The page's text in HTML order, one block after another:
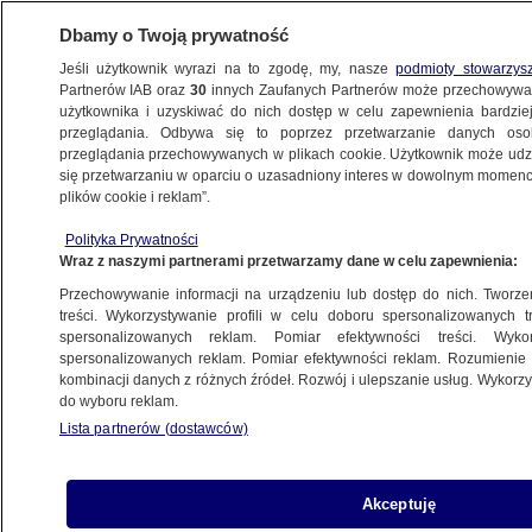
BIZNES
NAJNOWSZE
na pandemii i na wojnie. Dzięki
zamówieniom od PiS
3.06.2024, 09:54
Udostępnij
Dbamy o Twoją prywatność
Jeśli użytkownik wyrazi na to zgodę, my, naszepodmioty
Partnerów IAB oraz30 innych Zaufanych Partnerów może
użytkownika i uzyskiwać do nich dostęp w celu zapewnienia
przeglądania. Odbywa się to poprzez przetwarzanie danych
przeglądania przechowywanych w plikach cookie. Użytkownik może
się przetwarzaniu w oparciu o uzasadniony interes w dowolnym
plików cookie i reklam”.
Polityka Prywatności
Wraz z naszymi partnerami przetwarzamy dane w celu zapewnienia:
Przechowywanie informacji na urządzeniu lub dostęp do nich.
treści. Wykorzystywanie profili w celu doboru spersonalizowanych
spersonalizowanych reklam. Pomiar efektywności treści.
spersonalizowanych reklam. Pomiar efektywności reklam.
kombinacji danych z różnych źródeł. Rozwój i ulepszanie usług.
do wyboru reklam.
Lista partnerów (dostawców)
Akceptuję